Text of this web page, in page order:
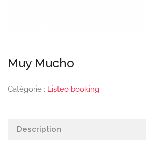
Muy Mucho
Catégorie : Listeo booking
Description